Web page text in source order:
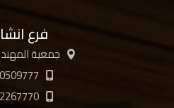
فرع
جمعية